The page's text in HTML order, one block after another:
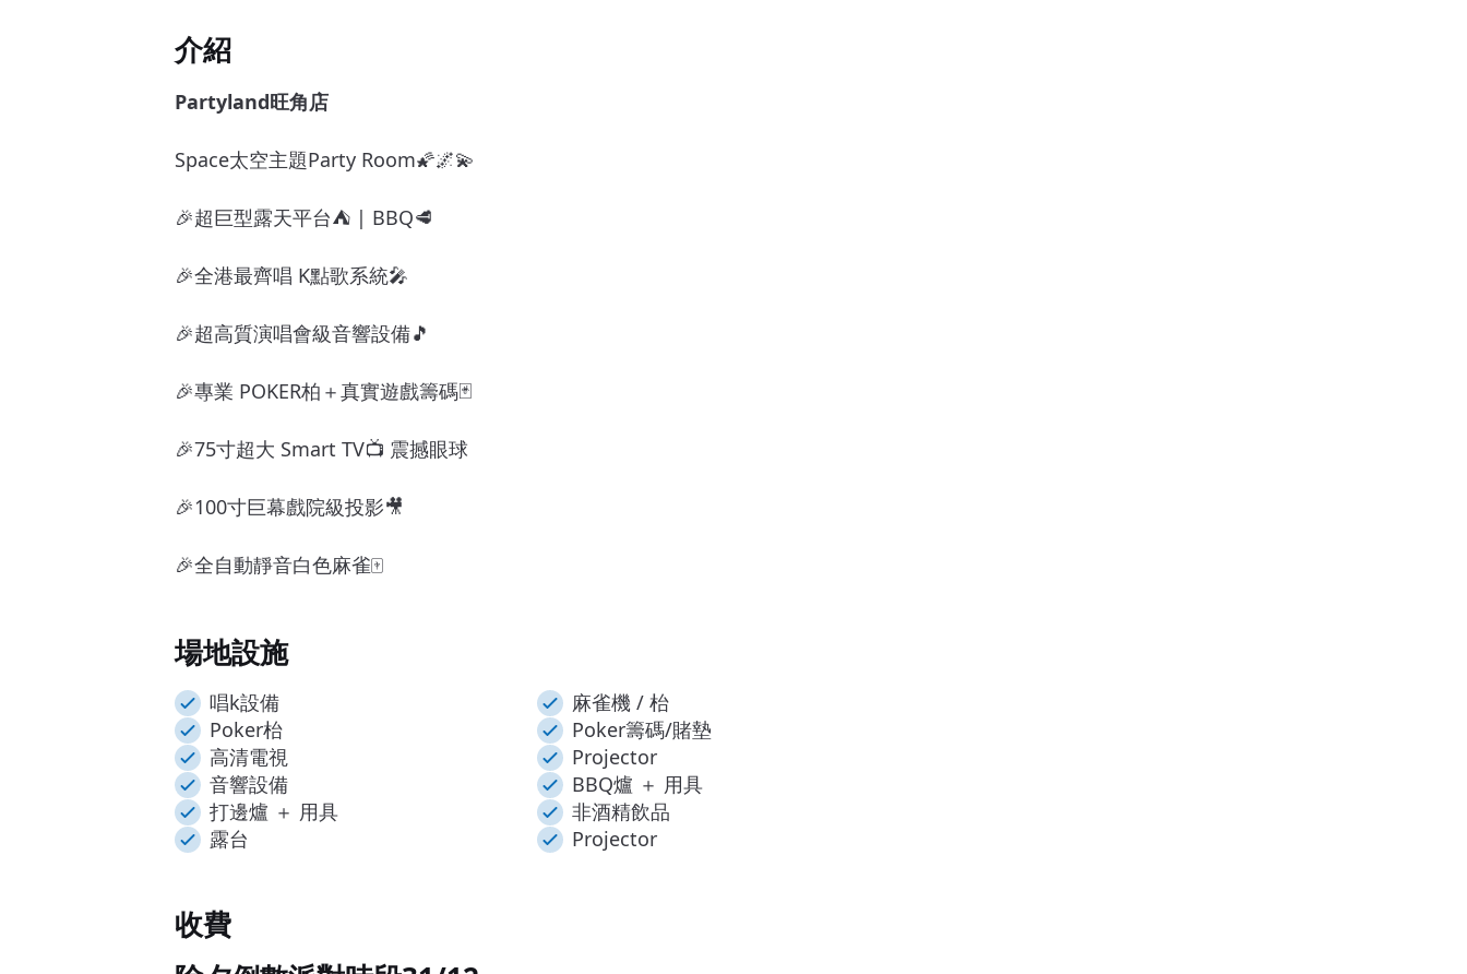
介紹
Partyland旺角店
Space太空主題Party Room🌠🌌💫
🎉超巨型露天平台⛺ | BBQ🥩
🎉全港最齊唱 K點歌系統🎤
🎉超高質演唱會級音響設備🎵
🎉專業 POKER柏＋真實遊戲籌碼🃏
🎉75寸超大 Smart TV📺 震撼眼球
🎉100寸巨幕戲院級投影🎥
🎉全自動靜音白色麻雀🀄
場地設施
唱k設備
麻雀機 / 枱
Poker枱
Poker籌碼/賭墊
高清電視
Projector
音響設備
BBQ爐 ＋ 用具
打邊爐 ＋ 用具
非酒精飲品
露台
Projector
收費